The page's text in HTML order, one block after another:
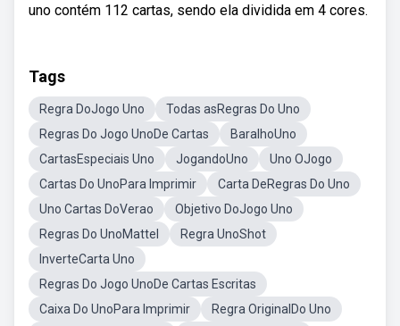
uno contém 112 cartas, sendo ela dividida em 4 cores.
Tags
Regra DoJogo Uno
Todas asRegras Do Uno
Regras Do Jogo UnoDe Cartas
BaralhoUno
CartasEspeciais Uno
JogandoUno
Uno OJogo
Cartas Do UnoPara Imprimir
Carta DeRegras Do Uno
Uno Cartas DoVerao
Objetivo DoJogo Uno
Regras Do UnoMattel
Regra UnoShot
InverteCarta Uno
Regras Do Jogo UnoDe Cartas Escritas
Caixa Do UnoPara Imprimir
Regra OriginalDo Uno